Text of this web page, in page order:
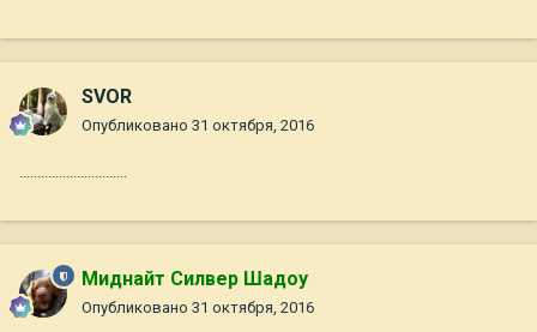
SVOR
Опубликовано 31 октября, 2016
..............................
Миднайт Силвер Шадоу
Опубликовано 31 октября, 2016